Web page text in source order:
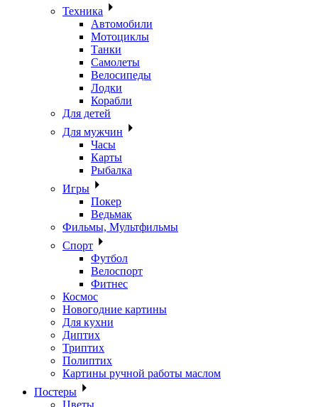
Техника
Автомобили
Мотоциклы
Танки
Самолеты
Велосипеды
Лодки
Корабли
Для детей
Для мужчин
Часы
Карты
Рыбалка
Игры
Покер
Ведьмак
Фильмы, Мультфильмы
Спорт
Футбол
Велоспорт
Фитнес
Космос
Новогодние картины
Для кухни
Диптих
Триптих
Полиптих
Картины ручной работы маслом
Постеры